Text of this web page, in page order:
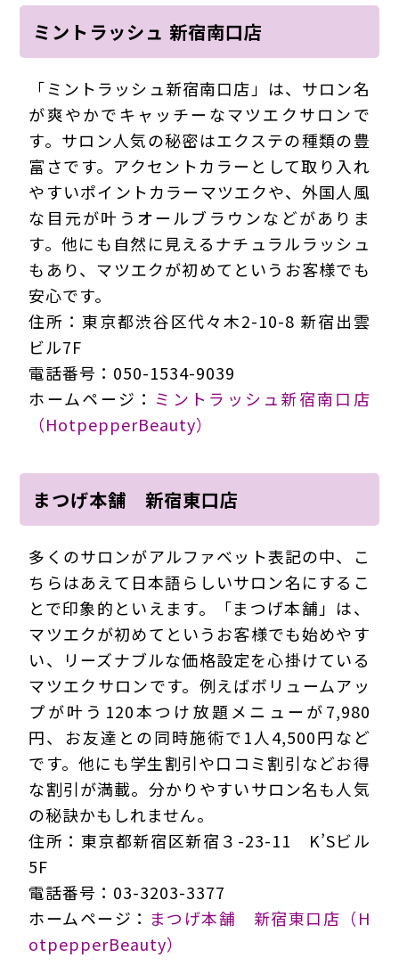
ミントラッシュ 新宿南口店
「ミントラッシュ新宿南口店」は、サロン名
が爽やかでキャッチーなマツエクサロンで
す。サロン人気の秘密はエクステの種類の豊
富さです。アクセントカラーとして取り入れ
やすいポイントカラーマツエクや、外国人風
な目元が叶うオールブラウンなどがありま
す。他にも自然に見えるナチュラルラッシュ
もあり、マツエクが初めてというお客様でも
安心です。
住所：東京都渋谷区代々木2-10-8 新宿出雲
ビル7F
電話番号：050-1534-9039
ホームページ： ミントラッシュ新宿南口店
（HotpepperBeauty）
まつげ本舗 新宿東口店
多くのサロンがアルファベット表記の中、こ
ちらはあえて日本語らしいサロン名にするこ
とで印象的といえます。「まつげ本舗」は、
マツエクが初めてというお客様でも始めやす
い、リーズナブルな価格設定を心掛けている
マツエクサロンです。例えばボリュームアッ
プが叶う120本つけ放題メニューが7,980
円、お友達との同時施術で1人4,500円など
です。他にも学生割引や口コミ割引などお得
な割引が満載。分かりやすいサロン名も人気
の秘訣かもしれません。
住所：東京都新宿区新宿３-23-11 K’Sビル
5F
電話番号：03-3203-3377
ホームページ： まつげ本舗 新宿東口店（H
otpepperBeauty）